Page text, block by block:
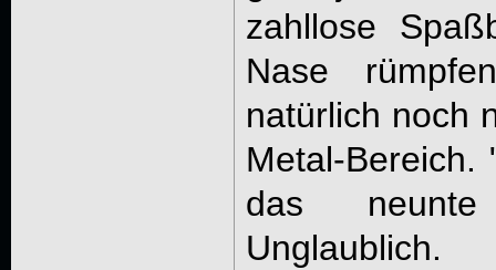
zahllose
Nase
natürlich noch
Metal-Bereich.
das neunte